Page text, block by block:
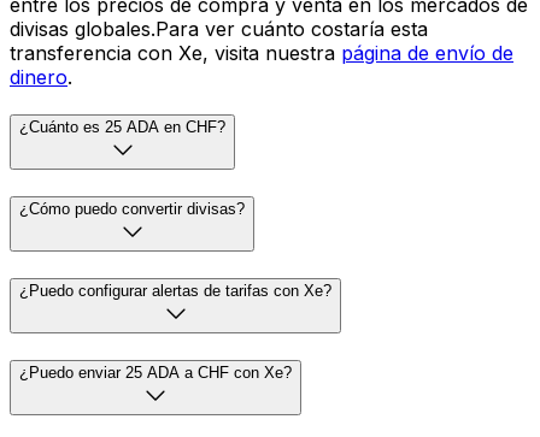
divisas globales.Para ver cuánto costaría esta
transferencia con Xe, visita nuestra página de envío de
dinero.
¿Cuánto es 25 ADA en CHF?
¿Cómo puedo convertir divisas?
¿Puedo configurar alertas de tarifas con Xe?
¿Puedo enviar 25 ADA a CHF con Xe?